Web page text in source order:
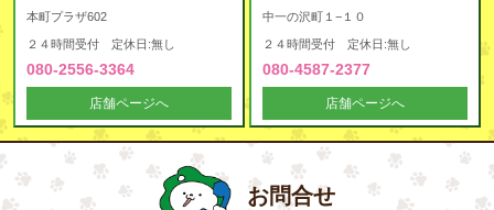
本町プラザ602
２４時間受付 定休日:無し
080-2556-3364
店舗ページへ
中一の沢町１−１０
２４時間受付 定休日:無し
080-4587-2377
店舗ページへ
お問合せ